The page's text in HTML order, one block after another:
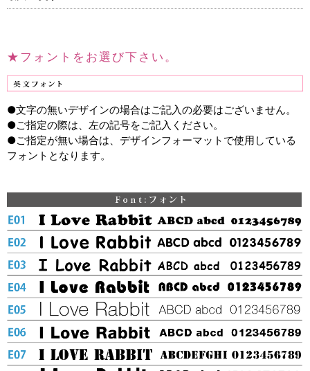
★フォントをお選び下さい。
●文字の無いデザインの場合はご記入の必要はございません。
●ご指定の際は、左の記号をご記入ください。
●ご指定が無い場合は、デザインフォーマットで使用している
フォントとなります。